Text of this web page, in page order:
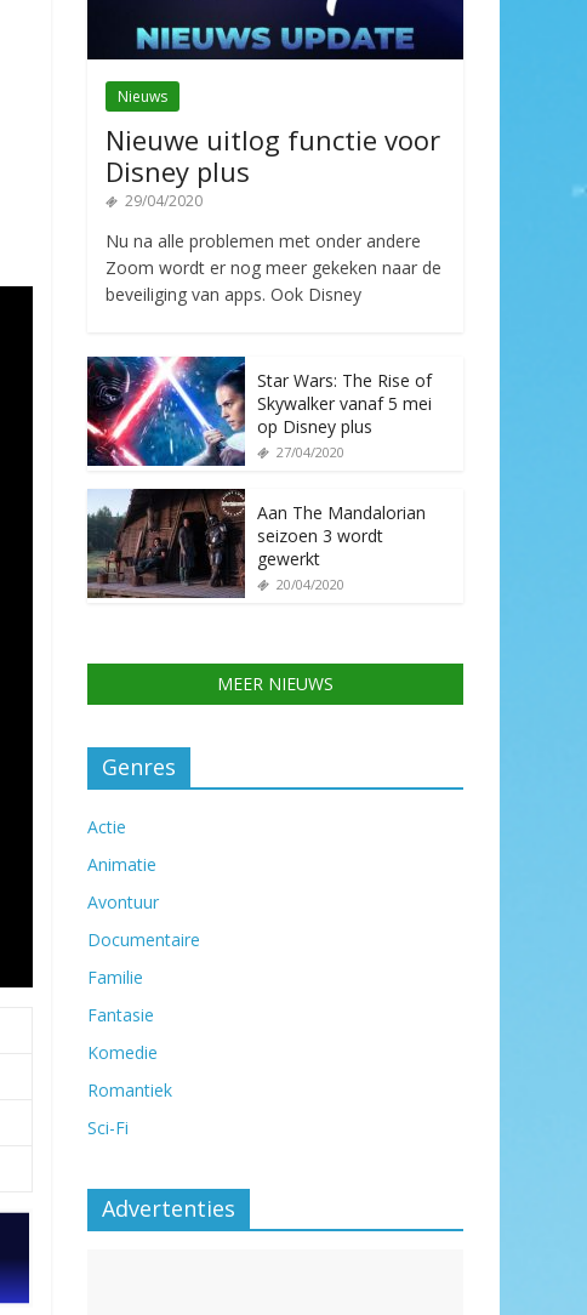
Nieuws
Nieuwe uitlog functie voor
Disney plus
29/04/2020
Nu na alle problemen met onder andere
Zoom wordt er nog meer gekeken naar de
beveiliging van apps. Ook Disney
Star Wars: The Rise of
Skywalker vanaf 5 mei
op Disney plus
27/04/2020
Aan The Mandalorian
seizoen 3 wordt
gewerkt
20/04/2020
MEER NIEUWS
Genres
Actie
Animatie
Avontuur
Documentaire
Familie
Fantasie
Komedie
Romantiek
Sci-Fi
Advertenties